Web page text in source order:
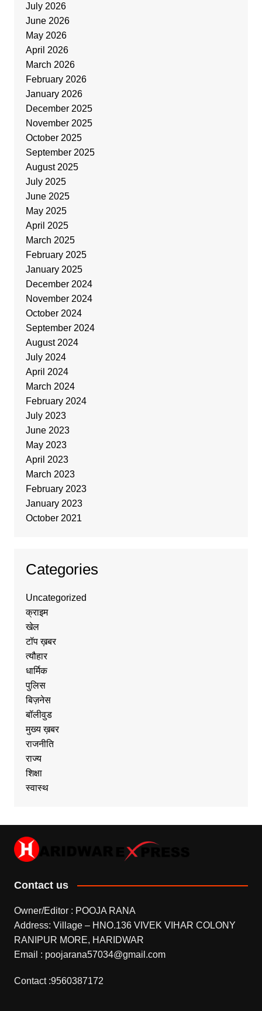
July 2026
June 2026
May 2026
April 2026
March 2026
February 2026
January 2026
December 2025
November 2025
October 2025
September 2025
August 2025
July 2025
June 2025
May 2025
April 2025
March 2025
February 2025
January 2025
December 2024
November 2024
October 2024
September 2024
August 2024
July 2024
April 2024
March 2024
February 2024
July 2023
June 2023
May 2023
April 2023
March 2023
February 2023
January 2023
October 2021
Categories
Uncategorized
क्राइम
खेल
टॉप ख़बर
त्यौहार
धार्मिक
पुलिस
बिज़नेस
बॉलीवुड
मुख्य ख़बर
राजनीति
राज्य
शिक्षा
स्वास्थ
Contact us
Owner/Editor : POOJA RANA
Address: Village – HNO.136 VIVEK VIHAR COLONY
RANIPUR MORE, HARIDWAR
Email : poojarana57034@gmail.com
Contact :9560387172